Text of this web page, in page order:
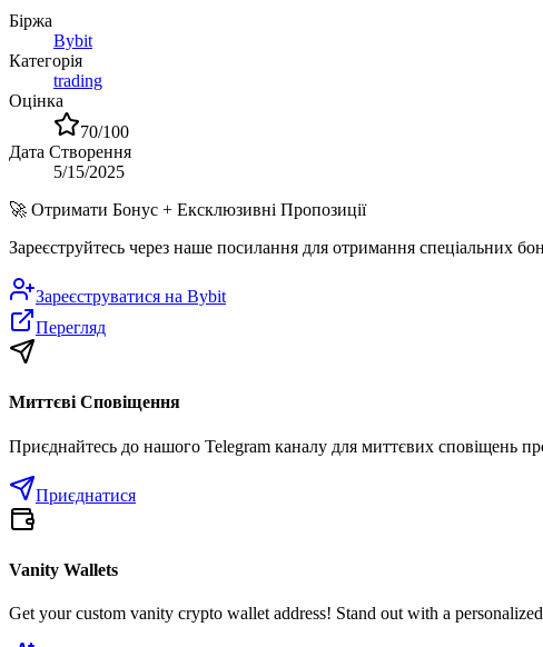
Біржа
Bybit
Категорія
trading
Оцінка
70/100
Дата Створення
5/15/2025
🚀 Отримати Бонус + Ексклюзивні Пропозиції
Зареєструйтесь через наше посилання для отримання спеціальних
Зареєструватися на Bybit
Перегляд
Миттєві Сповіщення
Приєднайтесь до нашого Telegram каналу для миттєвих сповіщень
Приєднатися
Vanity Wallets
Get your custom vanity crypto wallet address! Stand out with a